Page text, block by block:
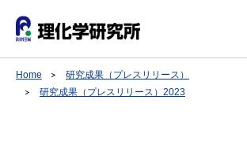
Home
研究成果（プレスリリース）
研究成果（プレスリリース）2023